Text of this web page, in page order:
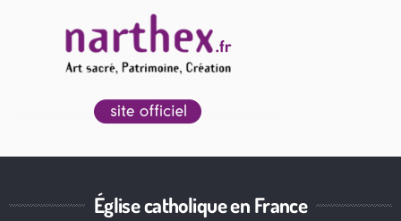
Église catholique en France